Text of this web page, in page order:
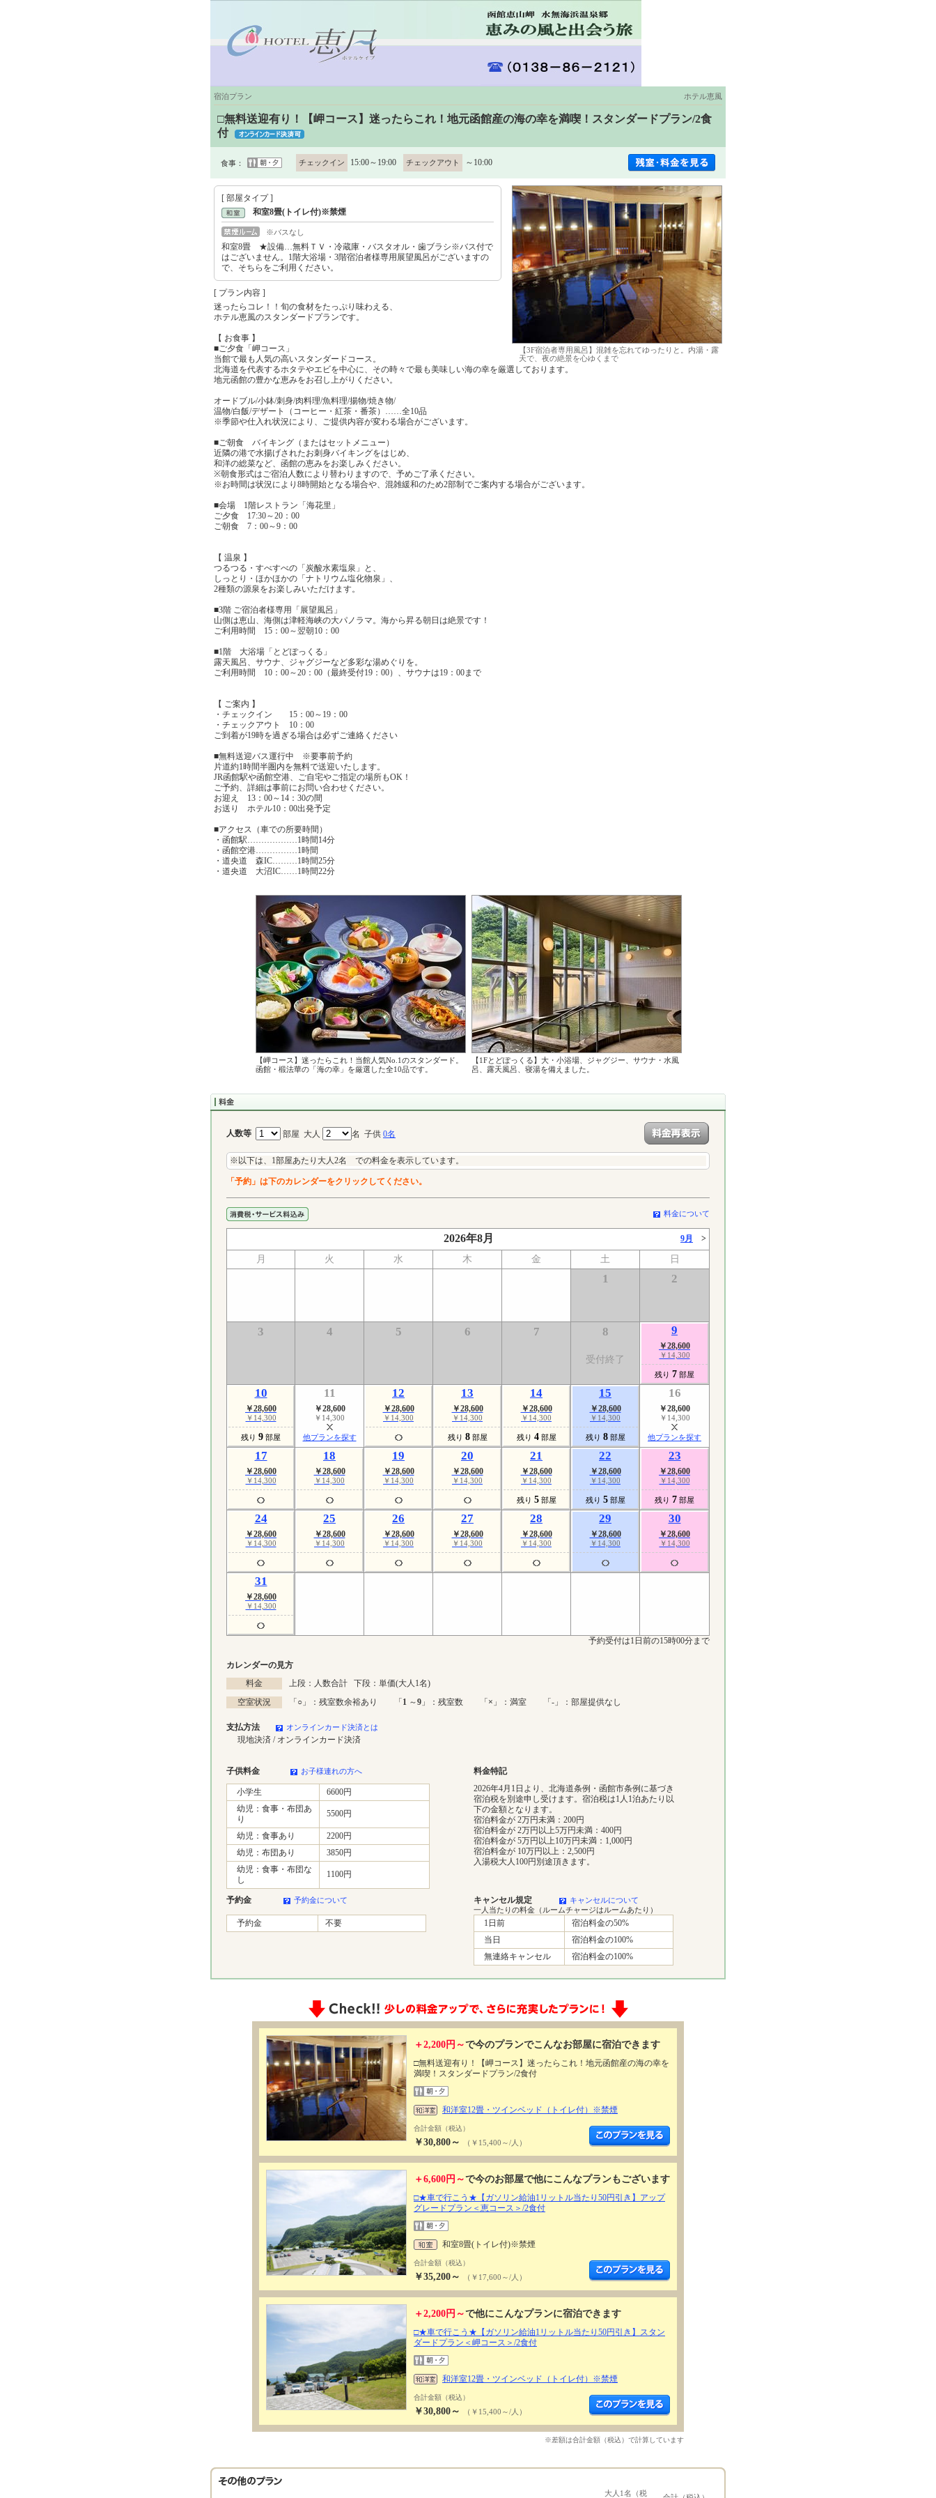
宿泊プラン ホテル恵風
□無料送迎有り！【岬コース】迷ったらこれ！地元函館産の海の幸を満喫！スタンダードプラン/2食
付
食事： チェックイン 15:00～19:00 チェックアウト ～10:00
[ 部屋タイプ ]
和室8畳(トイレ付)※禁煙
※バスなし
和室8畳 ★設備…無料ＴＶ・冷蔵庫・バスタオル・歯ブラシ※バス付で
はございません。1階大浴場・3階宿泊者様専用展望風呂がございますの
で、そちらをご利用ください。
【3F宿泊者専用風呂】混雑を忘れてゆったりと。内湯・露
天で、夜の絶景を心ゆくまで
[ プラン内容 ]
迷ったらコレ！！旬の食材をたっぷり味わえる、
ホテル恵風のスタンダードプランです。
【 お食事 】
■ご夕食「岬コース」
当館で最も人気の高いスタンダードコース。
北海道を代表するホタテやエビを中心に、その時々で最も美味しい海の幸を厳選しております。
地元函館の豊かな恵みをお召し上がりください。
オードブル/小鉢/刺身/肉料理/魚料理/揚物/焼き物/
温物/白飯/デザート（コーヒー・紅茶・番茶）……全10品
※季節や仕入れ状況により、ご提供内容が変わる場合がございます。
■ご朝食 バイキング（またはセットメニュー）
近隣の港で水揚げされたお刺身バイキングをはじめ、
和洋の総菜など、函館の恵みをお楽しみください。
※朝食形式はご宿泊人数により替わりますので、予めご了承ください。
※お時間は状況により8時開始となる場合や、混雑緩和のため2部制でご案内する場合がございます。
■会場 1階レストラン「海花里」
ご夕食 17:30～20：00
ご朝食 7：00～9：00
【 温泉 】
つるつる・すべすべの「炭酸水素塩泉」と、
しっとり・ほかほかの「ナトリウム塩化物泉」、
2種類の源泉をお楽しみいただけます。
■3階 ご宿泊者様専用「展望風呂」
山側は恵山、海側は津軽海峡の大パノラマ。海から昇る朝日は絶景です！
ご利用時間 15：00～翌朝10：00
■1階 大浴場「とどぽっくる」
露天風呂、サウナ、ジャグジーなど多彩な湯めぐりを。
ご利用時間 10：00～20：00（最終受付19：00）、サウナは19：00まで
【 ご案内 】
・チェックイン 15：00～19：00
・チェックアウト 10：00
ご到着が19時を過ぎる場合は必ずご連絡ください
■無料送迎バス運行中 ※要事前予約
片道約1時間半圏内を無料で送迎いたします。
JR函館駅や函館空港、ご自宅やご指定の場所もOK！
ご予約、詳細は事前にお問い合わせください。
お迎え 13：00～14：30の間
お送り ホテル10：00出発予定
■アクセス（車での所要時間）
・函館駅………………1時間14分
・函館空港……………1時間
・道央道 森IC………1時間25分
・道央道 大沼IC……1時間22分
【岬コース】迷ったらこれ！当館人気No.1のスタンダード。
函館・椴法華の「海の幸」を厳選した全10品です。
【1Fとどぽっくる】大・小浴場、ジャグジー、サウナ・水風
呂、露天風呂、寝湯を備えました。
人数等 部屋 大人 名 子供 0名
※以下は、1部屋あたり大人2名 での料金を表示しています。
「予約」は下のカレンダーをクリックしてください。
料金について
2026年8月 9月 >
月 火 水 木 金 土 日
1 2
3 4 5 6 7 8
受付終了
9
￥28,600
￥14,300
残り 7 部屋
10
￥28,600
￥14,300
残り 9 部屋
11
￥28,600
￥14,300
他プランを探す
12
￥28,600
￥14,300
13
￥28,600
￥14,300
残り 8 部屋
14
￥28,600
￥14,300
残り 4 部屋
15
￥28,600
￥14,300
残り 8 部屋
16
￥28,600
￥14,300
他プランを探す
17
￥28,600
￥14,300
18
￥28,600
￥14,300
19
￥28,600
￥14,300
20
￥28,600
￥14,300
21
￥28,600
￥14,300
残り 5 部屋
22
￥28,600
￥14,300
残り 5 部屋
23
￥28,600
￥14,300
残り 7 部屋
24
￥28,600
￥14,300
25
￥28,600
￥14,300
26
￥28,600
￥14,300
27
￥28,600
￥14,300
28
￥28,600
￥14,300
29
￥28,600
￥14,300
30
￥28,600
￥14,300
31
￥28,600
￥14,300
予約受付は1日前の15時00分まで
カレンダーの見方
料金
上段：人数合計 下段：単価(大人1名)
空室状況
「 ○ 」：残室数余裕あり 「 1 ～9 」：残室数 「 × 」：満室 「-」：部屋提供なし
支払方法 オンラインカード決済とは
現地決済 / オンラインカード決済
子供料金 お子様連れの方へ 料金特記
小学生
6600円
幼児：食事・布団あ
り
5500円
幼児：食事あり
2200円
幼児：布団あり
3850円
幼児：食事・布団な
し
1100円
2026年4月1日より、北海道条例・函館市条例に基づき
宿泊税を別途申し受けます。宿泊税は1人1泊あたり以
下の金額となります。
宿泊料金が 2万円未満：200円
宿泊料金が 2万円以上5万円未満：400円
宿泊料金が 5万円以上10万円未満：1,000円
宿泊料金が 10万円以上：2,500円
入湯税大人100円別途頂きます。
予約金 予約金について キャンセル規定
キャンセルについて
一人当たりの料金（ルームチャージはルームあたり）
予約金 不要 1日前
宿泊料金の50%
当日
宿泊料金の100%
無連絡キャンセル
宿泊料金の100%
＋2,200円～で今のプランでこんなお部屋に宿泊できます
□無料送迎有り！【岬コース】迷ったらこれ！地元函館産の海の幸を
満喫！スタンダードプラン/2食付
和洋室12畳・ツインベッド（トイレ付）※禁煙
合計金額（税込）
￥30,800～ （￥15,400～/人）
＋6,600円～で今のお部屋で他にこんなプランもございます
□★車で行こう★【ガソリン給油1リットル当たり50円引き】アップ
グレードプラン＜恵コース＞/2食付
和室8畳(トイレ付)※禁煙
合計金額（税込）
￥35,200～ （￥17,600～/人）
＋2,200円～で他にこんなプランに宿泊できます
□★車で行こう★【ガソリン給油1リットル当たり50円引き】スタン
ダードプラン＜岬コース＞/2食付
和洋室12畳・ツインベッド（トイレ付）※禁煙
合計金額（税込）
￥30,800～ （￥15,400～/人）
※差額は合計金額（税込）で計算しています
大人1名（税